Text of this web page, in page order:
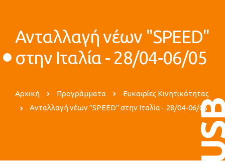
Ανταλλαγή νέων "SPEED"
στην Ιταλία - 28/04-06/05
Αρχική Προγράμματα
Ευκαιρίες Κινητικότητας
Ανταλλαγή νέων "SPEED" στην Ιταλία - 28/04-06/05